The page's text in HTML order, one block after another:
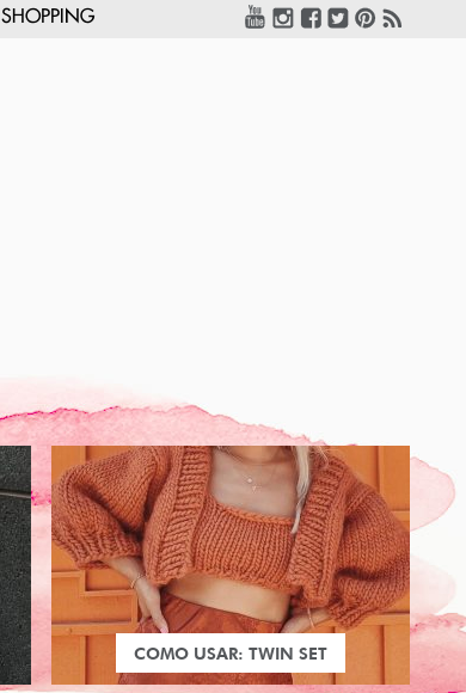
SHOPPING
COMO USAR: TWIN SET